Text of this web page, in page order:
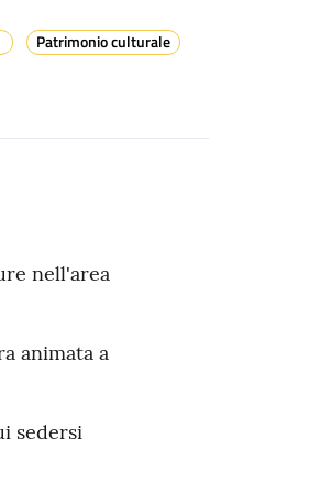
Patrimonio culturale
nell'area
animata a
sedersi